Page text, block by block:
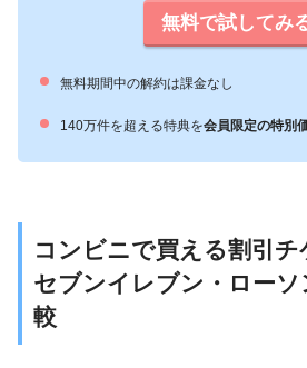
無料で試してみ
無料期間中の解約は課金なし
140万件を超える特典を会員限定の特別
コンビニで買える割引チ
セブンイレブン・ロー
較